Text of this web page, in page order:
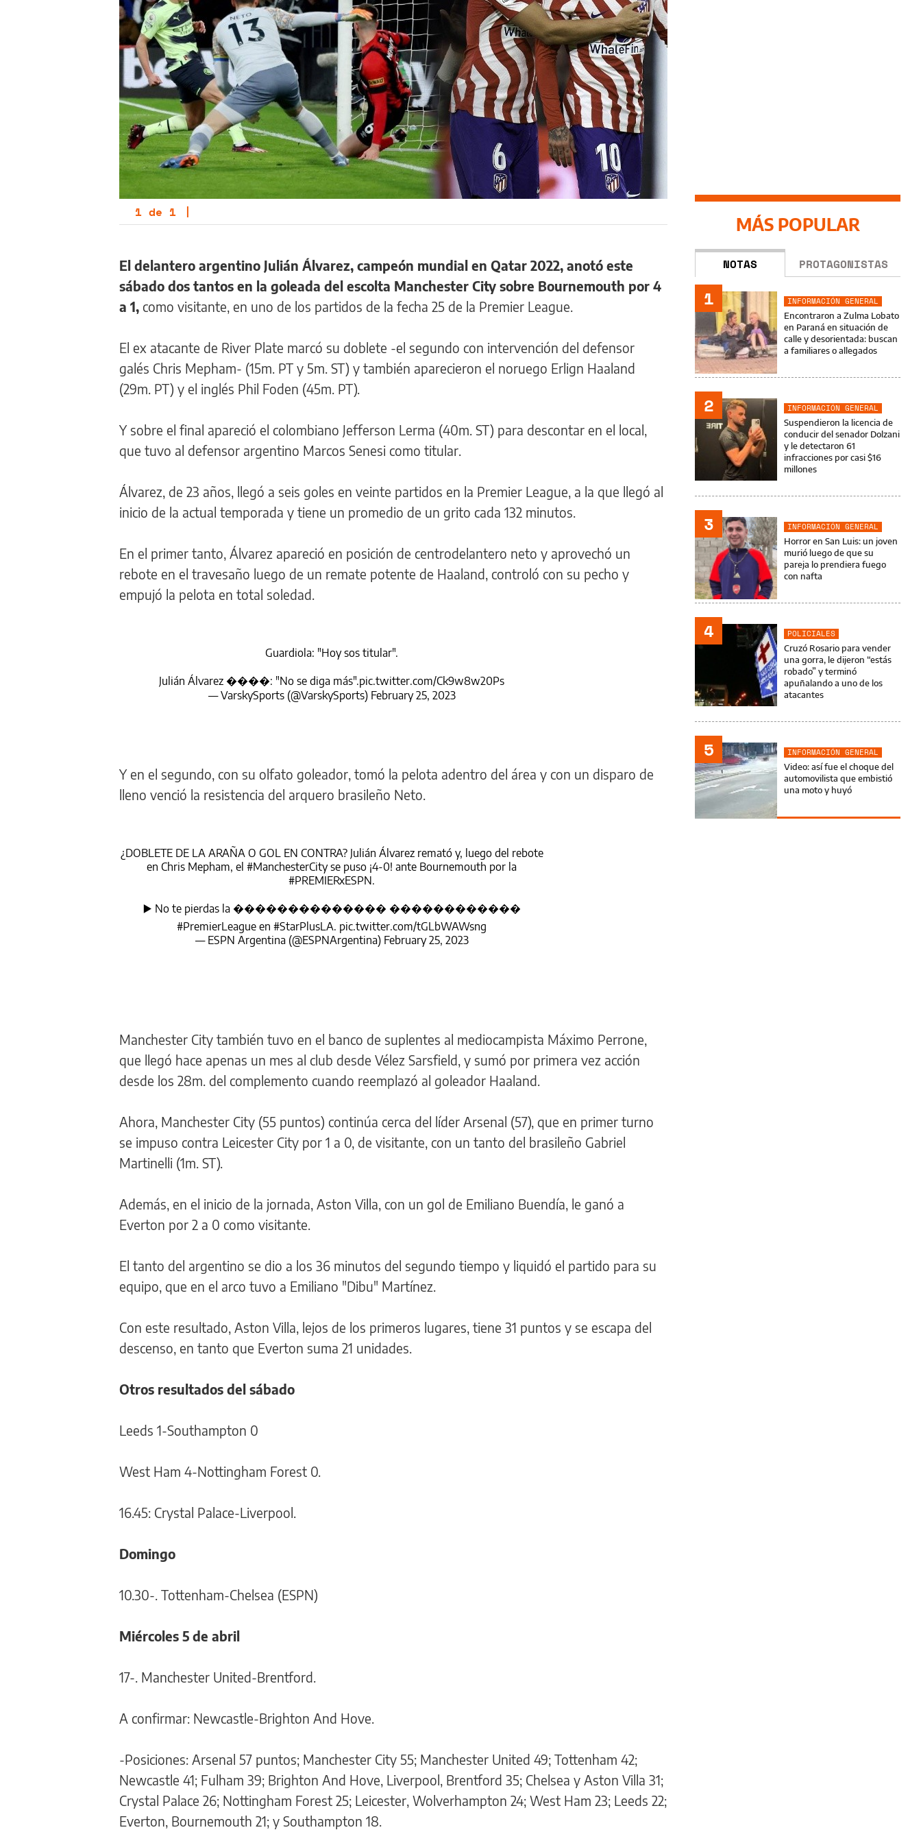
1 de 1 |
El delantero argentino Julián Álvarez, campeón mundial en Qatar 2022, anotó este
sábado dos tantos en la goleada del escolta Manchester City sobre Bournemouth por 4
a 1, como visitante, en uno de los partidos de la fecha 25 de la Premier League.
El ex atacante de River Plate marcó su doblete -el segundo con intervención del defensor
galés Chris Mepham- (15m. PT y 5m. ST) y también aparecieron el noruego Erlign Haaland
(29m. PT) y el inglés Phil Foden (45m. PT).
Y sobre el final apareció el colombiano Jefferson Lerma (40m. ST) para descontar en el local,
que tuvo al defensor argentino Marcos Senesi como titular.
Álvarez, de 23 años, llegó a seis goles en veinte partidos en la Premier League, a la que llegó al
inicio de la actual temporada y tiene un promedio de un grito cada 132 minutos.
En el primer tanto, Álvarez apareció en posición de centrodelantero neto y aprovechó un
rebote en el travesaño luego de un remate potente de Haaland, controló con su pecho y
empujó la pelota en total soledad.
Guardiola: "Hoy sos titular".
Julián Álvarez ����: "No se diga más".pic.twitter.com/Ck9w8w20Ps
— VarskySports (@VarskySports) February 25, 2023
Y en el segundo, con su olfato goleador, tomó la pelota adentro del área y con un disparo de
lleno venció la resistencia del arquero brasileño Neto.
¿DOBLETE DE LA ARAÑA O GOL EN CONTRA? Julián Álvarez remató y, luego del rebote
en Chris Mepham, el #ManchesterCityse puso ¡4-0! ante Bournemouth por la
#PREMIERxESPN.
▶️ No te pierdas la �������������� ������������
#PremierLeague en #StarPlusLA. pic.twitter.com/tGLbWAWsng
— ESPN Argentina (@ESPNArgentina) February 25, 2023
Manchester City también tuvo en el banco de suplentes al mediocampista Máximo Perrone,
que llegó hace apenas un mes al club desde Vélez Sarsfield, y sumó por primera vez acción
desde los 28m. del complemento cuando reemplazó al goleador Haaland.
Ahora, Manchester City (55 puntos) continúa cerca del líder Arsenal (57), que en primer turno
se impuso contra Leicester City por 1 a 0, de visitante, con un tanto del brasileño Gabriel
Martinelli (1m. ST).
Además, en el inicio de la jornada, Aston Villa, con un gol de Emiliano Buendía, le ganó a
Everton por 2 a 0 como visitante.
El tanto del argentino se dio a los 36 minutos del segundo tiempo y liquidó el partido para su
equipo, que en el arco tuvo a Emiliano "Dibu" Martínez.
Con este resultado, Aston Villa, lejos de los primeros lugares, tiene 31 puntos y se escapa del
descenso, en tanto que Everton suma 21 unidades.
Otros resultados del sábado
Leeds 1-Southampton 0
West Ham 4-Nottingham Forest 0.
16.45: Crystal Palace-Liverpool.
Domingo
10.30-. Tottenham-Chelsea (ESPN)
Miércoles 5 de abril
17-. Manchester United-Brentford.
A confirmar: Newcastle-Brighton And Hove.
-Posiciones: Arsenal 57 puntos; Manchester City 55; Manchester United 49; Tottenham 42;
Newcastle 41; Fulham 39; Brighton And Hove, Liverpool, Brentford 35; Chelsea y Aston Villa 31;
Crystal Palace 26; Nottingham Forest 25; Leicester, Wolverhampton 24; West Ham 23; Leeds 22;
Everton, Bournemouth 21; y Southampton 18.
MÁS POPULAR
NOTAS PROTAGONISTAS
1
INFORMACIÓN GENERAL
Encontraron a Zulma Lobato
en Paraná en situación de
calle y desorientada: buscan
a familiares o allegados
2
INFORMACIÓN GENERAL
Suspendieron la licencia de
conducir del senador Dolzani
y le detectaron 61
infracciones por casi $16
millones
3
INFORMACIÓN GENERAL
Horror en San Luis: un joven
murió luego de que su
pareja lo prendiera fuego
con nafta
4
POLICIALES
Cruzó Rosario para vender
una gorra, le dijeron “estás
robado” y terminó
apuñalando a uno de los
atacantes
5
INFORMACIÓN GENERAL
Video: así fue el choque del
automovilista que embistió
una moto y huyó